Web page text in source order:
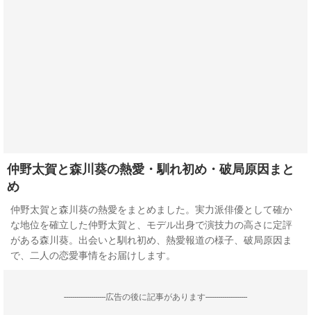
仲野太賀と森川葵の熱愛・馴れ初め・破局原因まと
め
仲野太賀と森川葵の熱愛をまとめました。実力派俳優として確か
な地位を確立した仲野太賀と、モデル出身で演技力の高さに定評
がある森川葵。出会いと馴れ初め、熱愛報道の様子、破局原因ま
で、二人の恋愛事情をお届けします。
--------------------広告の後に記事があります--------------------